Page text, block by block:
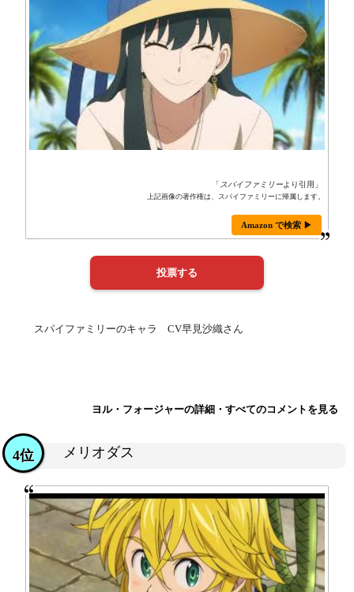
「 スパイファミリーより引用」
上記画像の著作権は、スパイファミリーに帰属します。
Amazon で検索 ▶
スパイファミリーのキャラ CV早見沙織さん
ヨル・フォージャーの詳細・すべてのコメントを見る
メリオダス
4位